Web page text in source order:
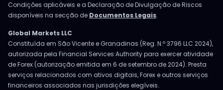
Condições aplicáveis e a Declaração de Divulgação de Riscos
disponíveis na secção de Documentos Legais.
Global Markets LLC
Constituída em São Vicente e Granadinas (Reg. N.º 3796 LLC 2024),
autorizada pela Financial Services Authority para exercer atividade
de Forex (autorização emitida em 6 de setembro de 2024). Presta
serviços relacionados com ativos digitais, Forex e outros serviços
financeiros associados nas jurisdições elegíveis.